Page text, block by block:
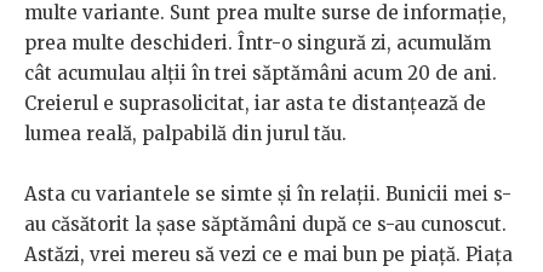
multe variante. Sunt prea multe surse de informație,
prea multe deschideri. Într-o singură zi, acumulăm
cât acumulau alții în trei săptămâni acum 20 de ani.
Creierul e suprasolicitat, iar asta te distanțează de
lumea reală, palpabilă din jurul tău.
Asta cu variantele se simte și în relații. Bunicii mei s-
au căsătorit la șase săptămâni după ce s-au cunoscut.
Astăzi, vrei mereu să vezi ce e mai bun pe piață. Piața